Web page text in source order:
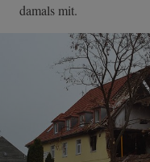
damals mit.